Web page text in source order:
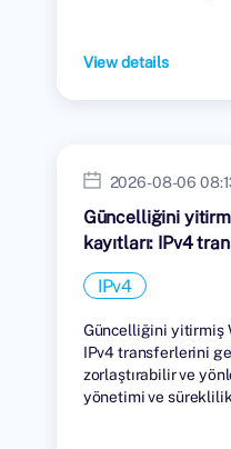
View details
2026-08-06
Güncelliğini
kayıtları: IPv4
IPv4
Güncelliğini yitirmiş
IPv4 transferlerini
zorlaştırabilir ve
yönetimi ve